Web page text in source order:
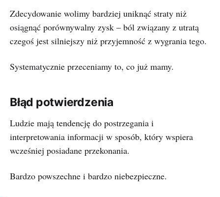
Zdecydowanie wolimy bardziej uniknąć straty niż
osiągnąć porównywalny zysk – ból związany z utratą
czegoś jest silniejszy niż przyjemność z wygrania tego.
Systematycznie przeceniamy to, co już mamy.
Błąd potwierdzenia
Ludzie mają tendencję do postrzegania i
interpretowania informacji w sposób, który wspiera
wcześniej posiadane przekonania.
Bardzo powszechne i bardzo niebezpieczne.